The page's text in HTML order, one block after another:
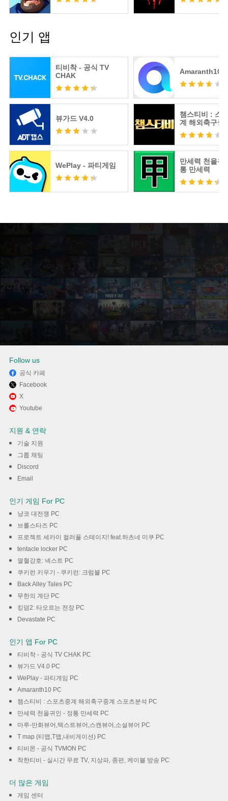
인기 앱
티비착 - 공식 TV
CHAK
뷰가드 V4.0
WePlay - 파티게임
Amaranth10
챔스티비 : 스
계 해외축구중
츠분석
만세력 천을귀
통 만세력
Memu Play에서 다나와: 최저가
가격비교, 조립PC, 자동차, 여행
Follow us
공식 카페
Facebook
X
Youtube
지원 & 연락
기술 지원
그룹 채팅
Discord
Email
인기 게임 For PC
냥코 대전쟁 PC
브롤스타즈 PC
프로젝트 세카이 컬러풀 스테이지! feat.하츠네 미쿠 PC
tentacle locker PC
열혈강호: 넥스트 PC
쿠키런 키우기 - 쿠키런: 크럼블 PC
Back Alley Tales PC
무한의 계단 PC
킹덤2: 타오르는 전장 PC
Devastate PC
인기 앱 For PC
티비착 - 공식 TV CHAK PC
뷰가드 V4.0 PC
WePlay - 파티게임 PC
Amaranth10 PC
챔스티비 : 스포츠중계 해외축구중계 스포츠분석 PC
만세력 천을귀인 - 정통 만세력 PC
마루-만화뷰어,텍스트뷰어,스캔뷰어,소설뷰어 PC
T map (티맵,T맵,내비게이션) PC
티비몬 - 공식 TVMON PC
착한티비 - 실시간 무료 TV, 지상파, 종편, 케이블 방송 PC
더 많은 게임
게임 센터